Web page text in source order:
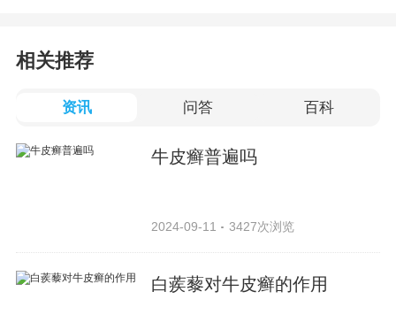
相关推荐
资讯 问答 百科
牛皮癣普遍吗
2024-09-11 3427次浏览
白蒺藜对牛皮癣的作用